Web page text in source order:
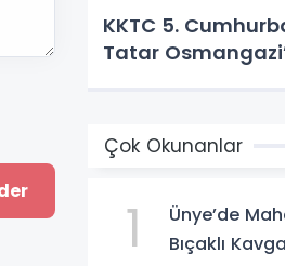
KKTC 5.
Tatar
Çok Okunanlar
1
Ünye’de
Bıçaklı